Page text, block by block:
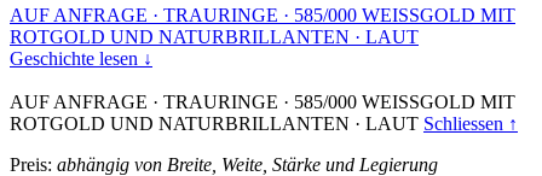
AUF ANFRAGE · TRAURINGE · 585/000 WEISSGOLD MIT
ROTGOLD UND NATURBRILLANTEN · LAUT
Geschichte lesen ↓
AUF ANFRAGE · TRAURINGE · 585/000 WEISSGOLD MIT
ROTGOLD UND NATURBRILLANTEN · LAUT Schliessen ↑
Preis: abhängig von Breite, Weite, Stärke und Legierung